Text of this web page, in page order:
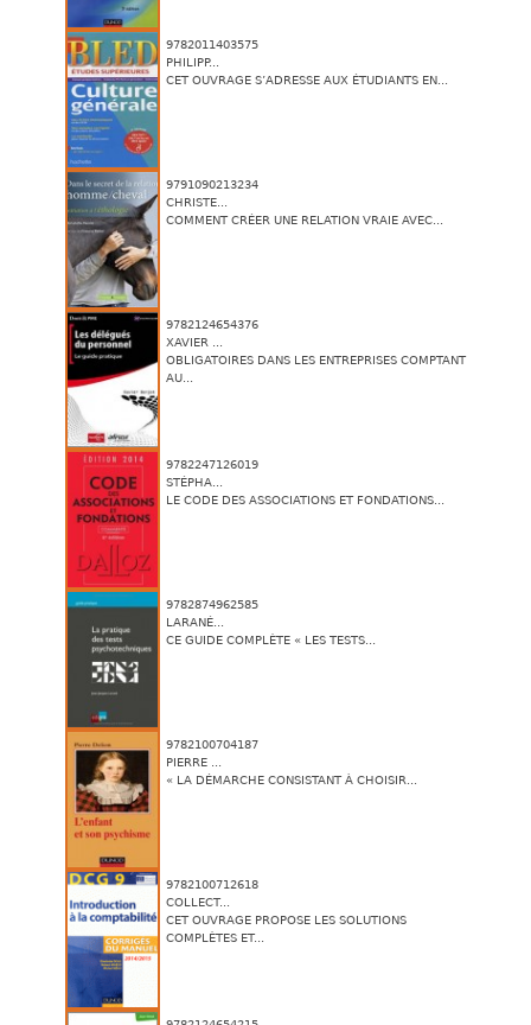
9782011403575
PHILIPP...
CET OUVRAGE S’ADRESSE AUX ÉTUDIANTS EN...
9791090213234
CHRISTE...
COMMENT CRÉER UNE RELATION VRAIE AVEC...
9782124654376
XAVIER ...
OBLIGATOIRES DANS LES ENTREPRISES COMPTANT
AU...
9782247126019
STÉPHA...
LE CODE DES ASSOCIATIONS ET FONDATIONS...
9782874962585
LARANÉ...
CE GUIDE COMPLÈTE « LES TESTS...
9782100704187
PIERRE ...
« LA DÉMARCHE CONSISTANT À CHOISIR...
9782100712618
COLLECT...
CET OUVRAGE PROPOSE LES SOLUTIONS
COMPLÈTES ET...